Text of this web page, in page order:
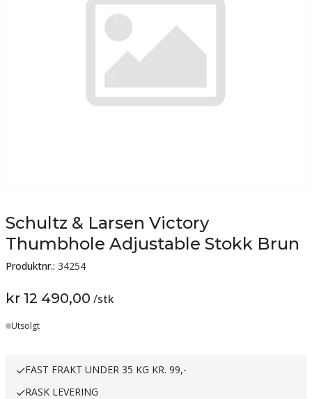
Schultz & Larsen Victory
Thumbhole Adjustable Stokk Brun
Produktnr.: 34254
kr 12 490,00 /stk
Utsolgt
FAST FRAKT UNDER 35 KG KR. 99,-
RASK LEVERING